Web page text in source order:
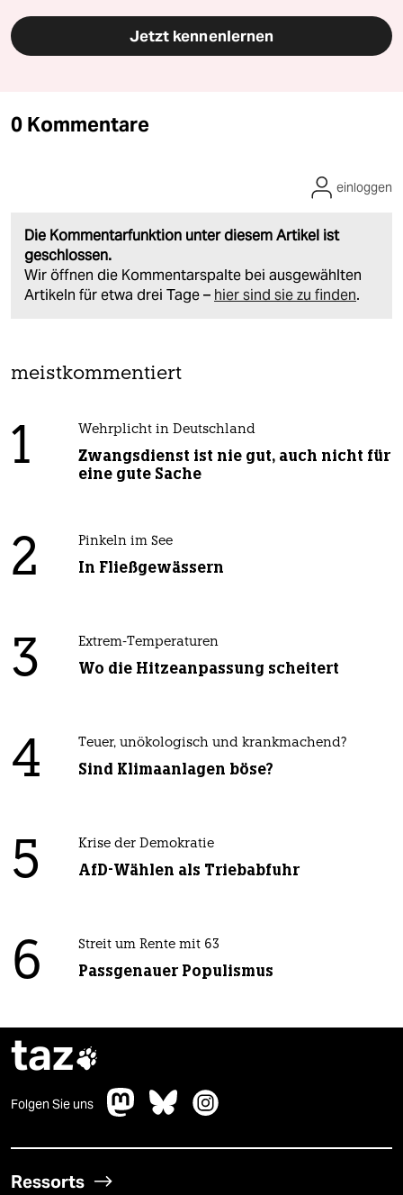
Jetzt kennenlernen
0 Kommentare
Die Kommentarfunktion unter diesem Artikel ist
geschlossen.
Wir öffnen die Kommentarspalte bei ausgewählten
Artikeln für etwa drei Tage – hier sind sie zu finden.
einloggen
meistkommentiert
1 Wehrplicht in Deutschland
Zwangsdienst ist nie gut, auch nicht für
eine gute Sache
2 Pinkeln im See
In Fließgewässern
3 Extrem-Temperaturen
Wo die Hitzeanpassung scheitert
4 Teuer, unökologisch und krankmachend?
Sind Klimaanlagen böse?
5 Krise der Demokratie
AfD-Wählen als Triebabfuhr
6 Streit um Rente mit 63
Passgenauer Populismus
taz
Folgen Sie uns
Ressorts